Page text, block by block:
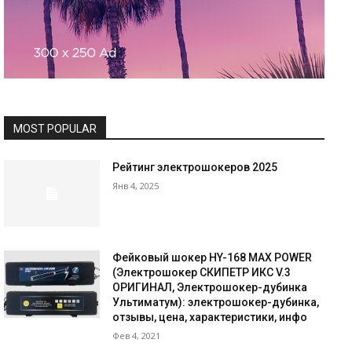
MOST POPULAR
Рейтинг электрошокеров 2025
Янв 4, 2025
Фейковый шокер HY-168 MAX POWER
(Электрошокер СКИПЕТР ИКС V.3
ОРИГИНАЛ, Электрошокер-дубинка
Ультиматум): электрошокер-дубинка,
отзывы, цена, характеристики, инфо
Фев 4, 2021